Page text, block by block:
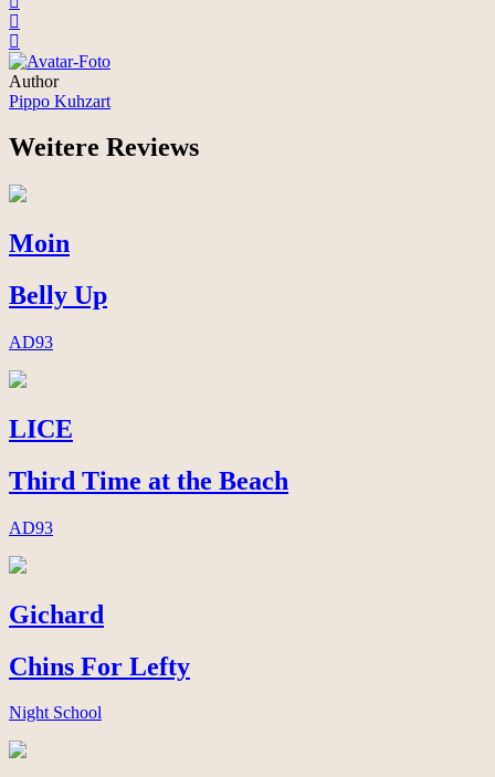
Author
Pippo Kuhzart
Weitere Reviews
Moin
Belly Up
AD93
LICE
Third Time at the Beach
AD93
Gichard
Chins For Lefty
Night School